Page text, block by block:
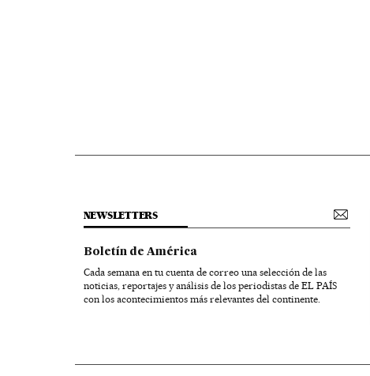
NEWSLETTERS
Boletín de América
Cada semana en tu cuenta de correo una selección de las
noticias, reportajes y análisis de los periodistas de EL PAÍS
con los acontecimientos más relevantes del continente.